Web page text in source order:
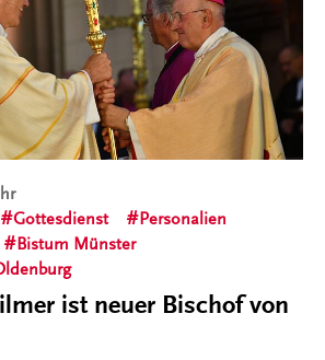
Gottesdienst
Personalien
Bistum Münster
ist neuer Bischof von